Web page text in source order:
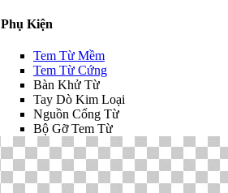
Phụ Kiện
Tem Từ Mềm
Tem Từ Cứng
Bàn Khử Từ
Tay Dò Kim Loại
Nguồn Cổng Từ
Bộ Gỡ Tem Từ